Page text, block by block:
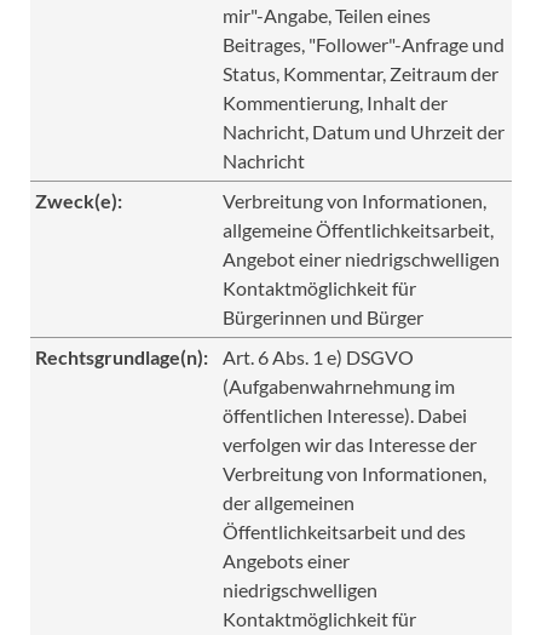
mir"-Angabe, Teilen eines
Beitrages, "Follower"-Anfrage und
Status, Kommentar, Zeitraum der
Kommentierung, Inhalt der
Nachricht, Datum und Uhrzeit der
Nachricht
Zweck(e):
Verbreitung von Informationen,
allgemeine Öffentlichkeitsarbeit,
Angebot einer niedrigschwelligen
Kontaktmöglichkeit für
Bürgerinnen und Bürger
Rechtsgrundlage(n):
Art. 6 Abs. 1 e) DSGVO
(Aufgabenwahrnehmung im
öffentlichen Interesse). Dabei
verfolgen wir das Interesse der
Verbreitung von Informationen,
der allgemeinen
Öffentlichkeitsarbeit und des
Angebots einer
niedrigschwelligen
Kontaktmöglichkeit für